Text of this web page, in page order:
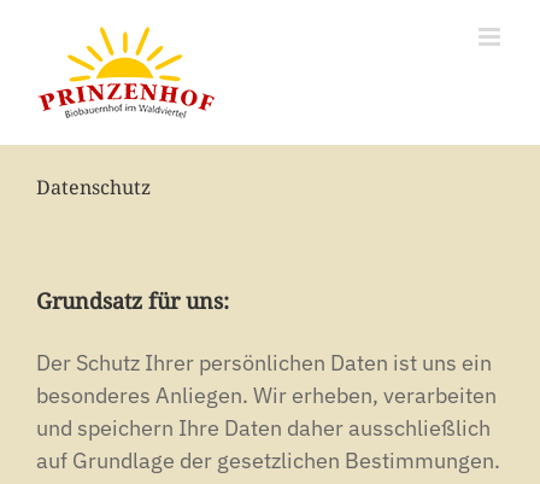
springen
Datenschutz
Grundsatz für uns:
Der Schutz Ihrer persönlichen Daten ist uns ein
besonderes Anliegen. Wir erheben, verarbeiten
und speichern Ihre Daten daher ausschließlich
auf Grundlage der gesetzlichen Bestimmungen.